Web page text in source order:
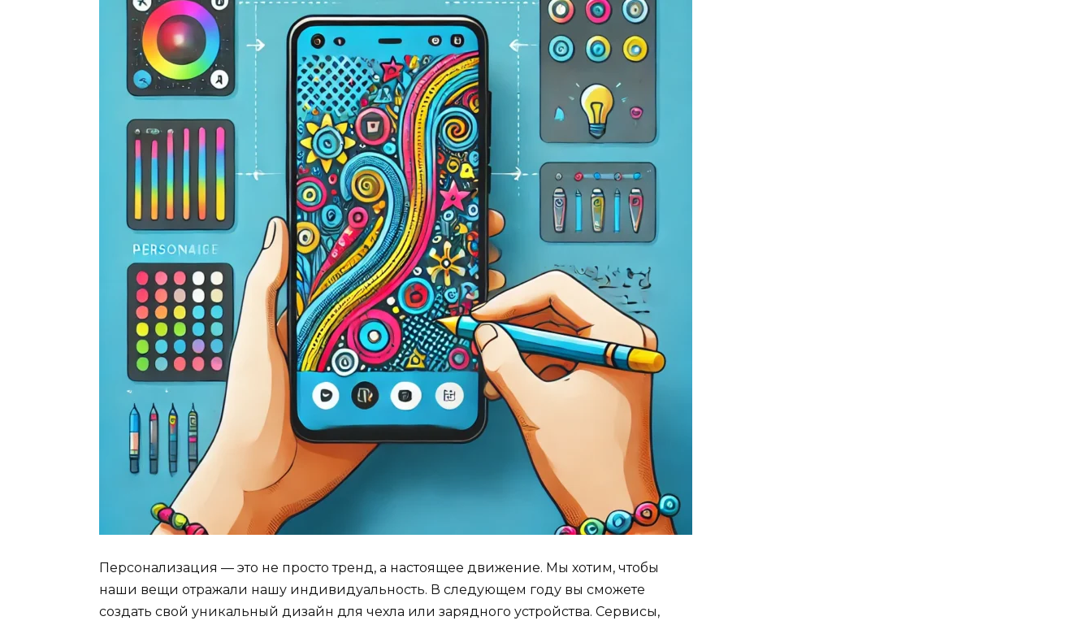
Персонализация — это не просто тренд, а настоящее движение. Мы хотим, чтобы
наши вещи отражали нашу индивидуальность. В следующем году вы сможете
создать свой уникальный дизайн для чехла или зарядного устройства. Сервисы,